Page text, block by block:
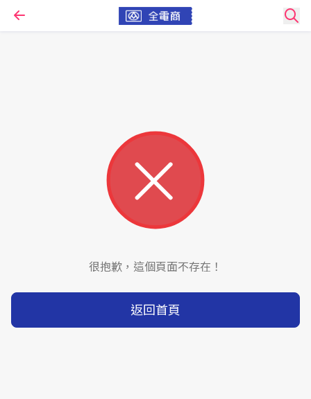
很抱歉，這個頁面不存在！
返回首頁